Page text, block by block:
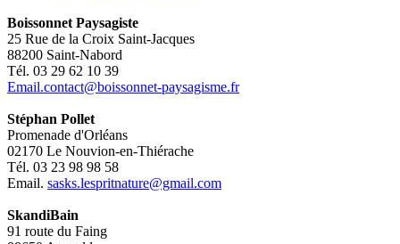
Boissonnet Paysagiste
25 Rue de la Croix Saint-Jacques
88200 Saint-Nabord
Tél. 03 29 62 10 39
Email.contact@boissonnet-paysagisme.fr
Stéphan Pollet
Promenade d'Orléans
02170 Le Nouvion-en-Thiérache
Tél. 03 23 98 98 58
Email. sasks.lespritnature@gmail.com
SkandiBain
91 route du Faing